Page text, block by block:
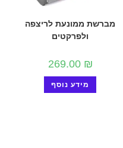
מברשת ממונעת לריצפה
ולפרקטים
269.00 ₪
מידע נוסף